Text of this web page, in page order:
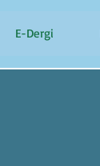
E-Dergi